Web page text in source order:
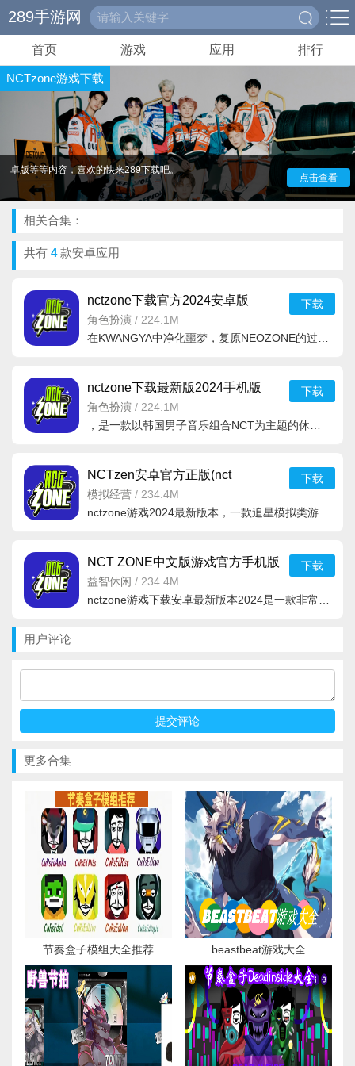
289手游网
首页 游戏 应用 排行
NCTzone游戏下载
NCTzone游戏下载大全，这是一款非常好玩的音乐节奏休
闲娱乐类的游戏，游戏里面的海量的玩法模式和各种全新的节
奏对决内容可以解锁，你可以和你的爱豆一起进行挑战哦，曲
目资源丰富，游戏中，玩家可以通过招募训练新成员，为他们
制定合理的训练计划，调整他们的形象和风格，289为你们带
来了NCTzone游戏下载大全，里面包含了最新版、中文版、安
卓版等等内容，喜欢的快来289下载吧。
点击查看
相关合集：
共有 4 款安卓应用
nctzone下载官方2024安卓版
v1.01.028中文安卓版
角色扮演 / 224.1M
下载
nctzone下载最新版2024手机版
v1.01.028官方最新安卓版
角色扮演 / 224.1M
下载
NCTzen安卓官方正版(nct
zone)v1.0.0 安卓版
模拟经营 / 234.4M
下载
NCT ZONE中文版游戏官方手机版
v1.0.0 安卓版
益智休闲 / 234.4M
下载
用户评论
更多合集
节奏盒子模组大全推荐 beastbeat游戏大全